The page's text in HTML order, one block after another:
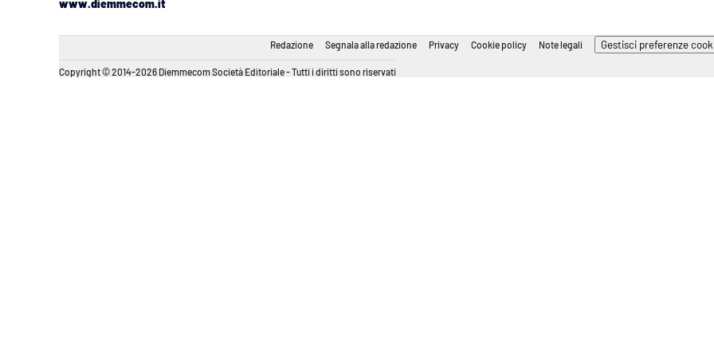
www.diemmecom.it
Redazione Segnala alla redazione Privacy Cookie policy Note legali Gestisci preferenze
Copyright © 2014-2026 Diemmecom Società Editoriale - Tutti i diritti sono riservati